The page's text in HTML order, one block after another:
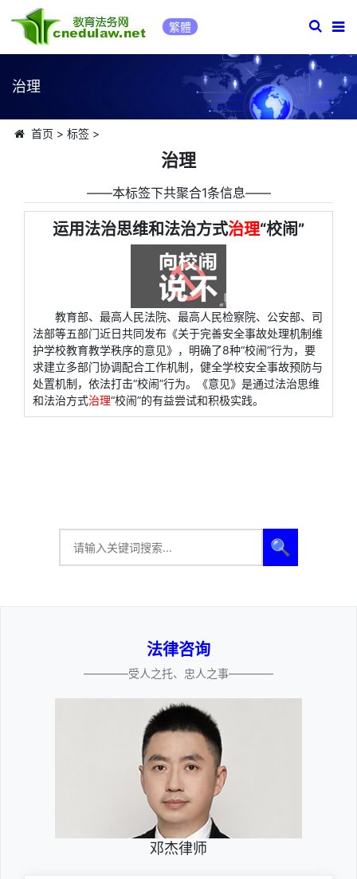
繁體
治理
首页 > 标签>
治理
――本标签下共聚合1条信息――
运用法治思维和法治方式治理“校闹”
教育部、最高人民法院、最高人民检察院、公安部、司
法部等五部门近日共同发布《关于完善安全事故处理机制维
护学校教育教学秩序的意见》，明确了8种“校闹”行为，要
求建立多部门协调配合工作机制，健全学校安全事故预防与
处置机制，依法打击“校闹”行为。《意见》是通过法治思维
和法治方式治理“校闹”的有益尝试和积极实践。
🔍
法律咨询
————受人之托、忠人之事————
邓杰律师